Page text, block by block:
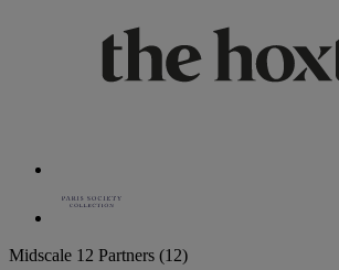
Midscale 12 Partners (12)